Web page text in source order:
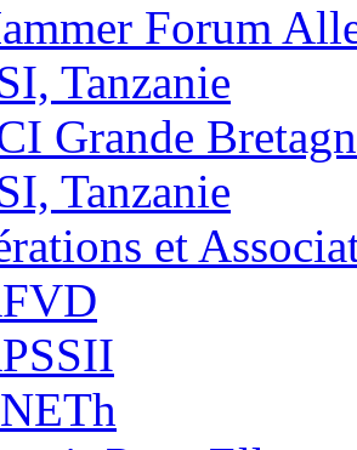
Forum
Tanzanie
Grande
Tanzanie
et